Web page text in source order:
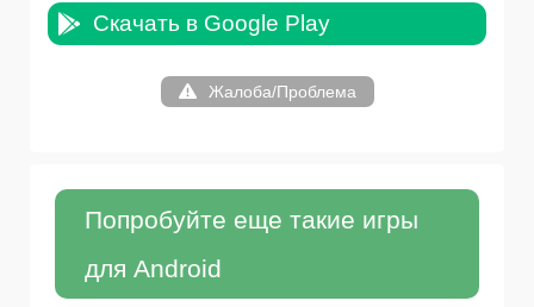
Скачать в Google Play
Жалоба/Проблема
Попробуйте еще такие игры
для Android